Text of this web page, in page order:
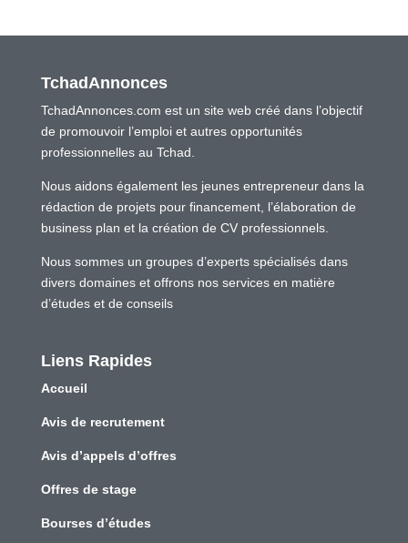
TchadAnnonces
TchadAnnonces.com est un site web créé dans l’objectif
de promouvoir l’emploi et autres opportunités
professionnelles au Tchad.
Nous aidons également les jeunes entrepreneur dans la
rédaction de projets pour financement, l’élaboration de
business plan et la création de CV professionnels.
Nous sommes un groupes d’experts spécialisés dans
divers domaines et offrons nos services en matière
d’études et de conseils
Liens Rapides
Accueil
Avis de recrutement
Avis d’appels d’offres
Offres de stage
Bourses d’études